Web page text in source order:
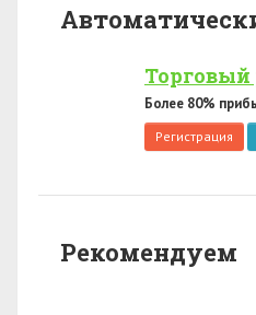
Торговый
Более 80%
Регистрация
Рекомендуем